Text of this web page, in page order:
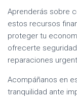
Aprenderás sobre
estos recursos
proteger tu
ofrecerte
reparaciones
Acompáñanos en
tranquilidad ante